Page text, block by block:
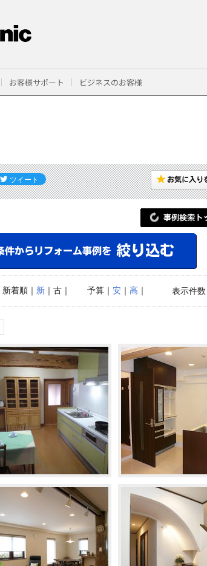
お客様サポート ビジネスのお客様
表示件数
予算｜ 安｜ 高 ｜
新着順｜ 新｜古｜